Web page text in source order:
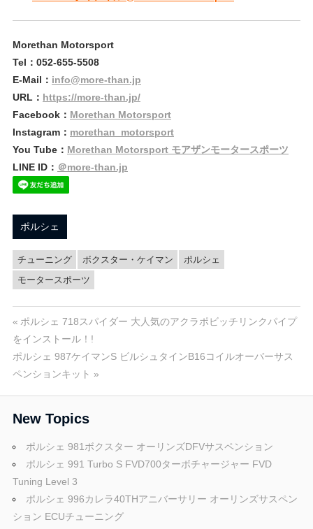
Morethan Motorsport
Tel：052-655-5508
E-Mail： info@more-than.jp
URL： https://more-than.jp/
Facebook： Morethan Motorsport
Instagram： morethan_motorsport
You Tube： Morethan Motorsport モアザンモータースポーツ
LINE ID： ＠more-than.jp
ポルシェ
チューニング ボクスター・ケイマン
ポルシェ
モータースポーツ
投
稿
ナ
ー
シ
ョ
前
の
投
稿:
ポルシェ 718スパイダー 大人気のアクラポビッチリンクパイプ
をインストール！!
次
の
ポルシェ 987ケイマンS ビルシュタインB16コイルオーバーサス
ペンションキット
New Topics
ポルシェ 981ボクスター オーリンズDFVサスペンション
ポルシェ 991 Turbo S FVD700ターボチャージャー FVD
Tuning Level 3
ポルシェ 996カレラ40THアニバーサリー オーリンズサスペン
ション ECUチューニング